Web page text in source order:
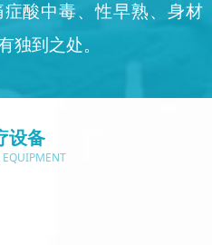
酸中毒、性早熟、身材
独到之处。
设备